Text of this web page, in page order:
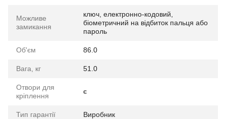
Можливе
замикання
ключ, електронно-кодовий,
біометричний на відбиток пальця або
пароль
Об'єм 86.0
Вага, кг 51.0
Отвори для
кріплення
є
Тип гарантії Виробник